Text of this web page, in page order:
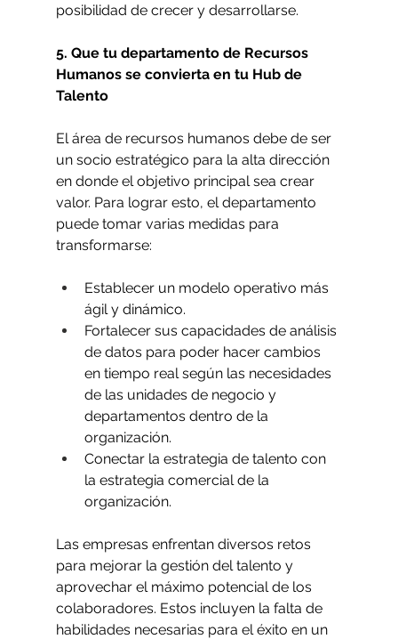
posibilidad de crecer y desarrollarse.
5. Que tu departamento de Recursos
Humanos se convierta en tu Hub de
Talento
El área de recursos humanos debe de ser
un socio estratégico para la alta dirección
en donde el objetivo principal sea crear
valor. Para lograr esto, el departamento
puede tomar varias medidas para
transformarse:
Establecer un modelo operativo más
ágil y dinámico.
Fortalecer sus capacidades de análisis
de datos para poder hacer cambios
en tiempo real según las necesidades
de las unidades de negocio y
departamentos dentro de la
organización.
Conectar la estrategia de talento con
la estrategia comercial de la
organización.
Las empresas enfrentan diversos retos
para mejorar la gestión del talento y
aprovechar el máximo potencial de los
colaboradores. Estos incluyen la falta de
habilidades necesarias para el éxito en un